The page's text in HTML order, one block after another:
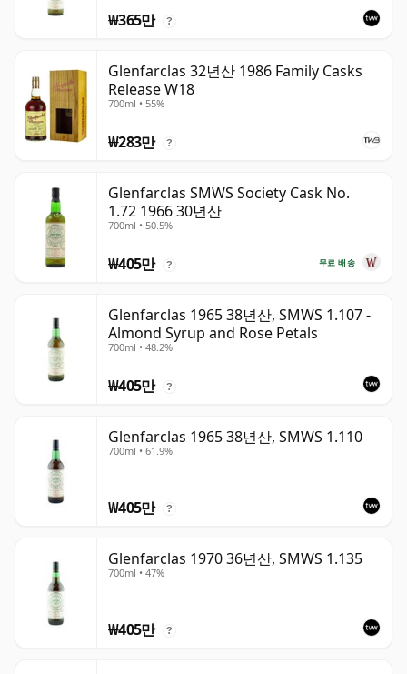
₩365만 ?
Glenfarclas 32년산 1986 Family Casks
Release W18
700ml • 55%
₩283만 ?
Glenfarclas SMWS Society Cask No.
1.72 1966 30년산
700ml • 50.5%
무료 배송
₩405만 ?
Glenfarclas 1965 38년산, SMWS 1.107 -
Almond Syrup and Rose Petals
700ml • 48.2%
₩405만 ?
Glenfarclas 1965 38년산, SMWS 1.110
700ml • 61.9%
₩405만 ?
Glenfarclas 1970 36년산, SMWS 1.135
700ml • 47%
₩405만 ?